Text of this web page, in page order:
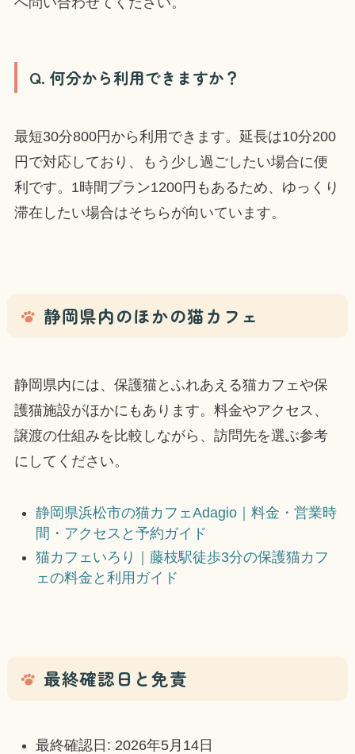
Q. 何分から利用できますか？
最短30分800円から利用できます。延長は10分200
円で対応しており、もう少し過ごしたい場合に便
利です。1時間プラン1200円もあるため、ゆっくり
滞在したい場合はそちらが向いています。
静岡県内のほかの猫カフェ
静岡県内には、保護猫とふれあえる猫カフェや保
護猫施設がほかにもあります。料金やアクセス、
譲渡の仕組みを比較しながら、訪問先を選ぶ参考
にしてください。
静岡県浜松市の猫カフェAdagio｜料金・営業時
間・アクセスと予約ガイド
猫カフェいろり｜藤枝駅徒歩3分の保護猫カフ
ェの料金と利用ガイド
最終確認日と免責
最終確認日: 2026年5月14日